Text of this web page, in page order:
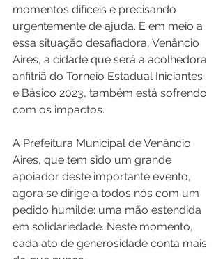
momentos difíceis e precisando
urgentemente de ajuda. E em meio a
essa situação desafiadora, Venâncio
Aires, a cidade que será a acolhedora
anfitriã do Torneio Estadual Iniciantes
e Básico 2023, também está sofrendo
com os impactos.
A Prefeitura Municipal de Venâncio
Aires, que tem sido um grande
apoiador deste importante evento,
agora se dirige a todos nós com um
pedido humilde: uma mão estendida
em solidariedade. Neste momento,
cada ato de generosidade conta mais